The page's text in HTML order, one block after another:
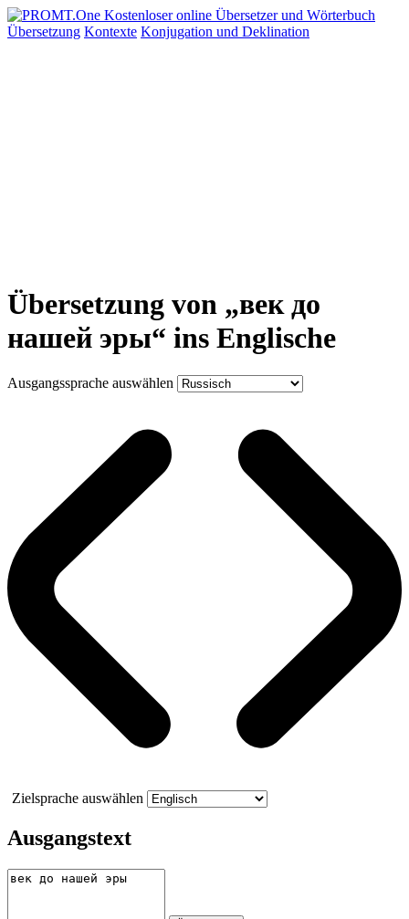
Übersetzung Kontexte Konjugation und Deklination
Übersetzung von „век до
нашей эры“ ins Englische
Ausgangssprache auswählen
Zielsprache auswählen
Ausgangstext